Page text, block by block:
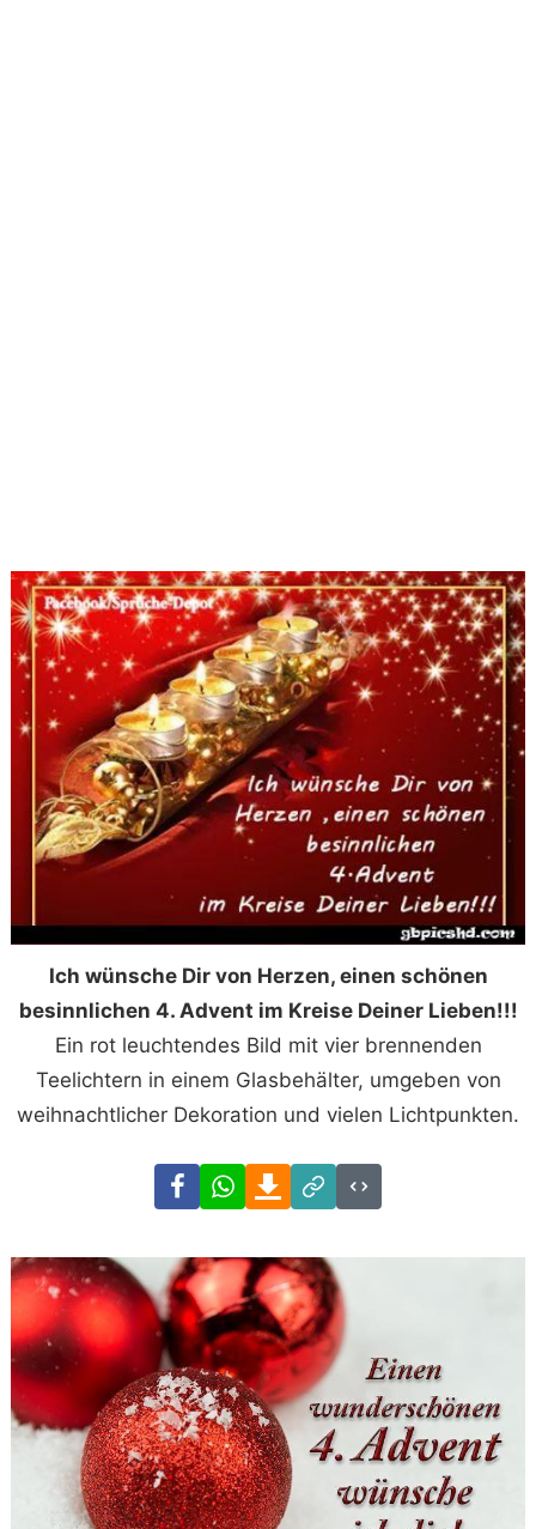
Ich wünsche Dir von Herzen, einen schönen
besinnlichen 4. Advent im Kreise Deiner Lieben!!!
Ein rot leuchtendes Bild mit vier brennenden
Teelichtern in einem Glasbehälter, umgeben von
weihnachtlicher Dekoration und vielen Lichtpunkten.
FacebookWhatsAppDownload
Link
Code